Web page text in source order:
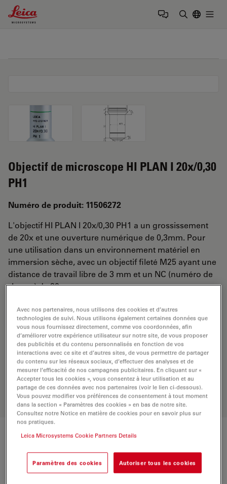
Leica Microsystems Logo
Objectif de microscope HI PLAN I 20x/0,30
PH1
Numéro de produit: 11506272
L'objectif HI PLAN I 20x/0,30 PH1 a un grossissement
de 20x et une ouverture numérique de 0,3mm. Pour
une utilisation dans un environnement matériel en
immersion sèche, avec un objectif fileté M25 ayant une
distance de travail libre de 3 mm et un NC (numéro de
champ) de 20.
DEMANDE DE DEVIS
Découvrez la solution idéale.
Explorez notresélecteur d’objectifs
comparez les alternatives et trouvez
l’option la mieux adaptée à vos
besoins.
Caractéristiques techniques
Avec nos partenaires, nous utilisons des cookies et d’autres
technologies de suivi. Nous utilisons également certaines données que
vous nous fournissez directement, comme vos coordonnées, afin
d’améliorer votre expérience utilisateur sur notre site, de vous proposer
des publicités et du contenu personnalisés en fonction de vos
interactions avec ce site et d’autres sites, de vous permettre de partager
du contenu sur les réseaux sociaux, d’effectuer des analyses et de
mesurer l’efficacité de nos campagnes publicitaires. En cliquant sur «
Accepter tous les cookies », vous consentez à leur utilisation et au
partage de ces données avec nos partenaires (voir le lien ci-dessous).
Vous pouvez modifier vos préférences de consentement à tout moment
dans la section « Paramètres des cookies » en bas de notre site.
Consultez notre Notice en matière de cookies pour en savoir plus sur
nos pratiques.
Leica Microsystems Cookie Partners Details
Paramètres des cookies Autoriser tous les cookies